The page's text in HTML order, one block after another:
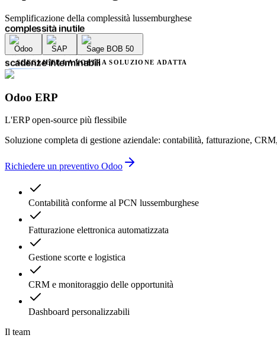
più fornitori
complessità inutile
errori contabili
ritardi amministrativi
scadenze interminabili
mancanza di trasparenza
complessità inutile
ritardi amministrativi
Semplificazione della complessità lussemburghese
Odoo SAP Sage BOB 50
SCEGLIETE LA VOSTRA SOLUZIONE ADATTA
Odoo ERP
L'ERP open-source più flessibile
Soluzione completa di gestione aziendale: contabilità, fatturazione,
Richiedere un preventivo Odoo
Contabilità conforme al PCN lussemburghese
Fatturazione elettronica automatizzata
Gestione scorte e logistica
CRM e monitoraggio delle opportunità
Dashboard personalizzabili
Il team